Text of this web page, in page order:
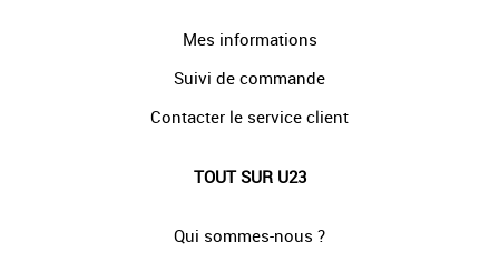
Mes informations
Suivi de commande
Contacter le service client
TOUT SUR U23
Qui sommes-nous ?